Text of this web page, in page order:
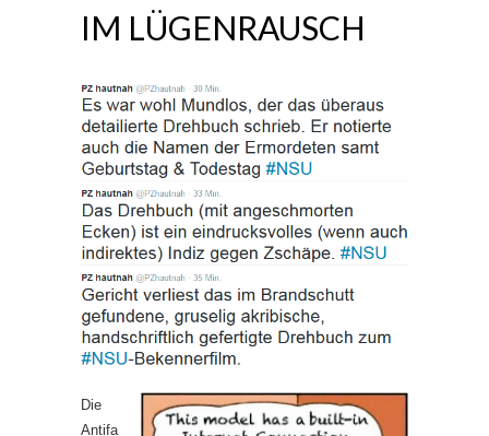
IM LÜGENRAUSCH
Die
Antifa